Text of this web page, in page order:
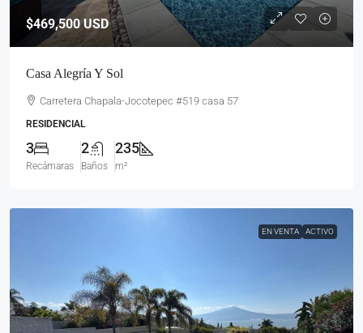
$469,500USD
Casa Alegría Y Sol
Carretera Chapala-Jocotepec #519 casa 57
RESIDENCIAL
3
Recámaras
2
Baños
235
m²
EN VENTA ACTIVO